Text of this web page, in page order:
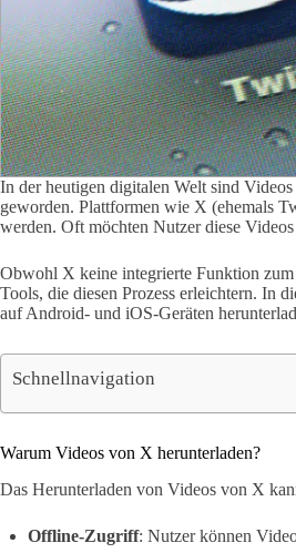
In der heutigen digitalen Welt sind
geworden. Plattformen wie X (ehemals
werden. Oft möchten Nutzer diese
Obwohl X keine integrierte Funktion
Tools, die diesen Prozess erleichtern. In
auf Android- und iOS-Geräten
Schnellnavigation
Warum Videos von X herunterladen?
Das Herunterladen von Videos von X
Offline-Zugriff: Nutzer können